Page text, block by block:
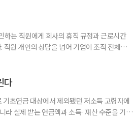
냉동·즉석식품, 통조림 등 외부에서 조
는 직원에게 회사의 휴직 규정과 근로시간
원 개인의 상담을 넘어 기업이 조직 전체의
AI와 상담할 수 있으며, 인
다
초연금 대상에서 제외됐던 저소득 고령자에
라 실제 받는 연금액과 소득·재산 수준을 기준